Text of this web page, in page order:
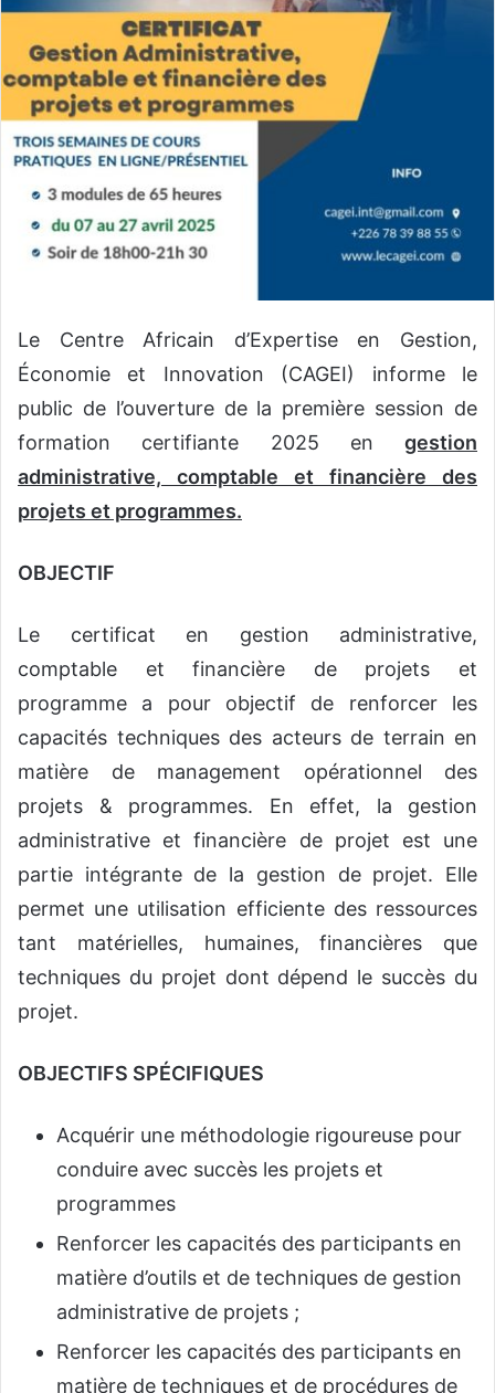
c
o
u
r
r
i
e
l
Le Centre Africain d’Expertise en Gestion,
Économie et Innovation (CAGEI) informe le
public de l’ouverture de la première session de
formation certifiante 2025 en gestion
administrative, comptable et financière des
projets et programmes.
OBJECTIF
Le certificat en gestion administrative,
comptable et financière de projets et
programme a pour objectif de renforcer les
capacités techniques des acteurs de terrain en
matière de management opérationnel des
projets & programmes. En effet, la gestion
administrative et financière de projet est une
partie intégrante de la gestion de projet. Elle
permet une utilisation efficiente des ressources
tant matérielles, humaines, financières que
techniques du projet dont dépend le succès du
projet.
OBJECTIFS SPÉCIFIQUES
Acquérir une méthodologie rigoureuse pour
conduire avec succès les projets et
programmes
Renforcer les capacités des participants en
matière d’outils et de techniques de gestion
administrative de projets ;
Renforcer les capacités des participants en
matière de techniques et de procédures de